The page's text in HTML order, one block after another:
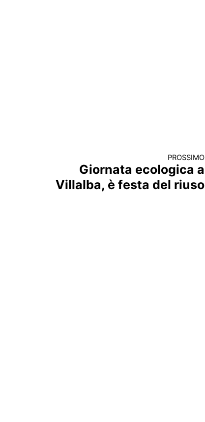
PROSSIMO
Giornata ecologica a
Villalba, è festa del riuso